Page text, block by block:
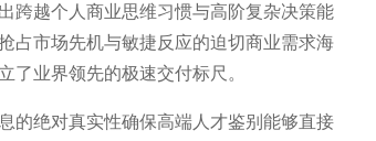
跨越个人商业思维习惯与高阶复杂决策能
占市场先机与敏捷反应的迫切商业需求海
了业界领先的极速交付标尺。
的绝对真实性确保高端人才鉴别能够直接